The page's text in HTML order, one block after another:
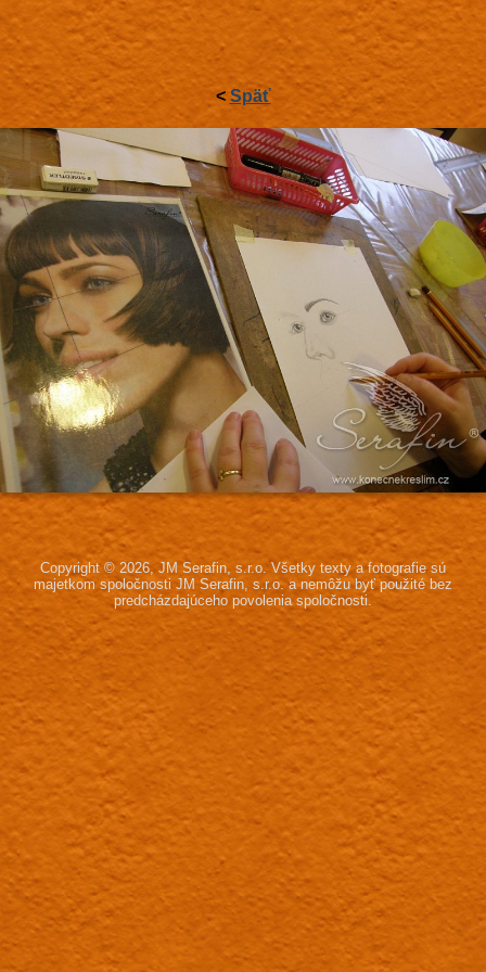
< Späť
Copyright © 2026, JM Serafin, s.r.o. Všetky texty a fotografie sú
majetkom spoločnosti JM Serafin, s.r.o. a nemôžu byť použité bez
predcházdajúceho povolenia spoločnosti.